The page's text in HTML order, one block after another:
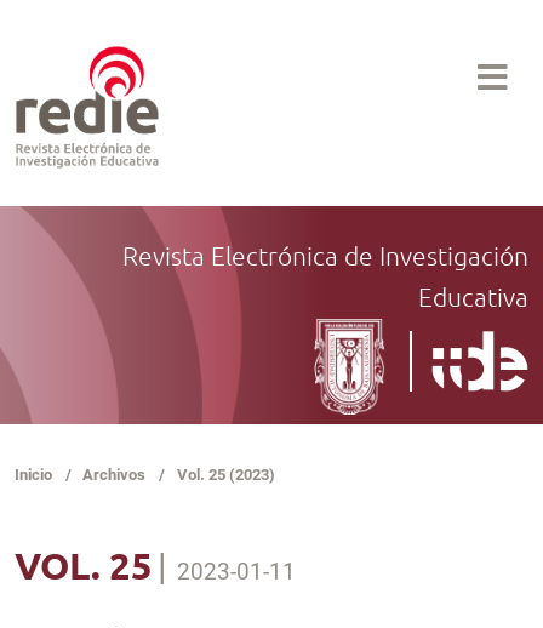
Revista Electrónica de Investigación
Educativa
Inicio / Archivos / Vol. 25 (2023)
VOL. 25 | 2023-01-11